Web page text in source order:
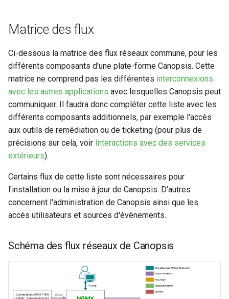
c
h
Gestion fixtures
Studio Templates
Utilisateurs
Matrice des flux
Ci-dessous la matrice des flux réseaux commune, pour les
différents composants d'une plate-forme Canopsis. Cette
matrice ne comprend pas les différentes interconnexions
avec les autres applications avec lesquelles Canopsis peut
communiquer. Il faudra donc compléter cette liste avec les
différents composants additionnels, par exemple l'accès
aux outils de remédiation ou de ticketing (pour plus de
précisions sur cela, voir Interactions avec des services
extérieurs).
Certains flux de cette liste sont nécessaires pour
l'installation ou la mise à jour de Canopsis. D'autres
concernent l'administration de Canopsis ainsi que les
accès utilisateurs et sources d'évènements.
Schéma des flux réseaux de Canopsis